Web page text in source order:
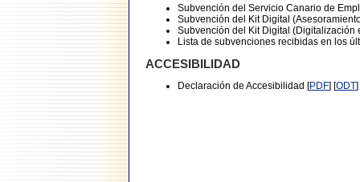
Subvención del Servicio Canario de
Subvención del Kit Digital
Subvención del Kit Digital (Digitalización
Lista de subvenciones recibidas en los
ACCESIBILIDAD
Declaración de Accesibilidad [PDF] [ODT]